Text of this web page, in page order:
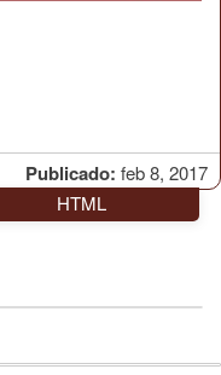
Publicado: feb 8, 2017
HTML